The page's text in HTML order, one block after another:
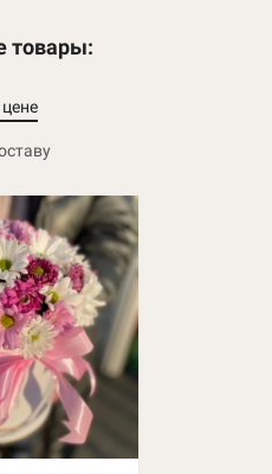
товары: